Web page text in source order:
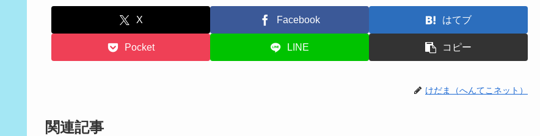
X Facebook はてブ
Pocket LINE コピー
けだま（へんてこネット）
関連記事